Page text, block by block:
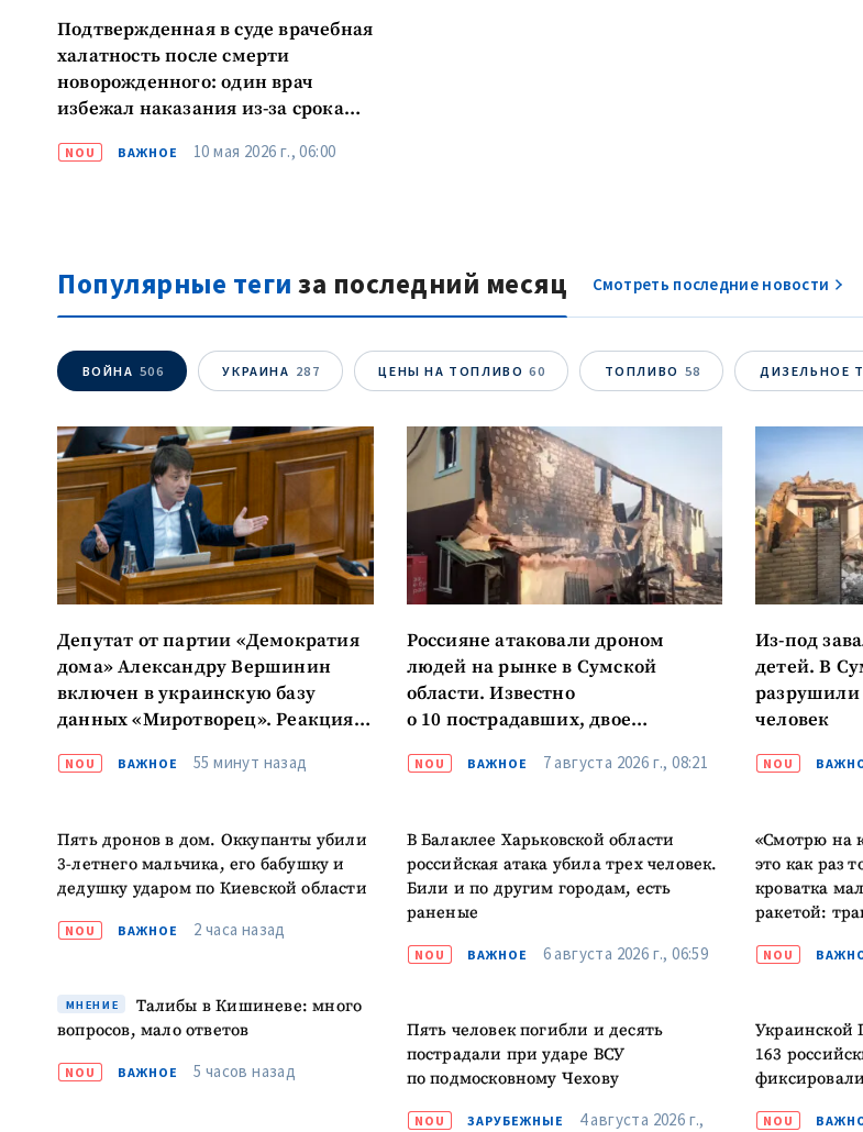
Подтвержденная в суде врачебная
халатность после смерти
новорожденного: один врач
избежал наказания из-за срока
международном розыске:
NOU ВАЖНОЕ 10 мая 2026 г., 06:00
Популярные теги за последний месяц Смотреть последние новости
ВОЙНА 506 УКРАИНА 287 ЦЕНЫ НА ТОПЛИВО 60 ТОПЛИВО 58 ДИЗЕЛЬНОЕ
Депутат от партии «Демократия
дома» Александру Вершинин
включен в украинскую базу
данных «Миротворец». Реакция
NOU ВАЖНОЕ 55 минут назад
Пять дронов в дом. Оккупанты убили
3-летнего мальчика, его бабушку и
дедушку ударом по Киевской области
NOU ВАЖНОЕ 2 часа назад
МНЕНИЕ
Талибы в Кишиневе: много
вопросов, мало ответов
NOU ВАЖНОЕ 5 часов назад
Россияне атаковали дроном
людей на рынке в Сумской
области. Известно
о 10 пострадавших, двое
NOU ВАЖНОЕ 7 августа 2026 г., 08:21
В Балаклее Харьковской области
российская атака убила трех человек.
Били и по другим городам, есть
раненые
NOU ВАЖНОЕ 6 августа 2026 г., 06:59
Пять человек погибли и десять
пострадали при ударе ВСУ
по подмосковному Чехову
NOU ЗАРУБЕЖНЫЕ
4 августа 2026 г.,
Из-под
детей. В
разрушили
человек
NOU
«Смотрю на
это как раз
кроватка
ракетой:
NOU
Украинской
163
NOU
МОЯ НОВОСТЬ
Фотография
+ Добавить текст новости